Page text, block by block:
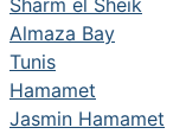
Sharm el Sheik
Almaza Bay
Tunis
Hamamet
Jasmin Hamamet